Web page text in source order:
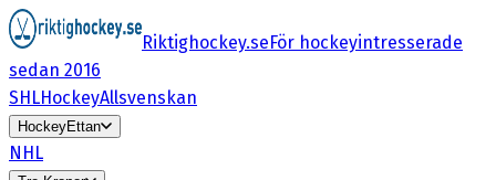
Riktighockey.seFör hockeyintresserade
sedan 2016
SHLHockeyAllsvenskan
HockeyEttan
NHL